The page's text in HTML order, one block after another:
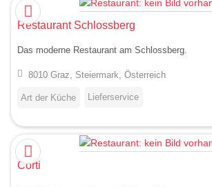
Restaurant Schlossberg
Das moderne Restaurant am Schlossberg.
8010 Graz, Steiermark, Österreich
Art der Küche Lieferservice
Corti